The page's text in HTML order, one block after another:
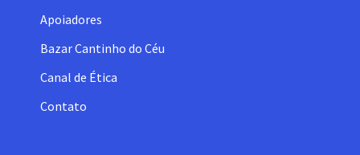
Apoiadores
Bazar Cantinho do Céu
Canal de Ética
Contato